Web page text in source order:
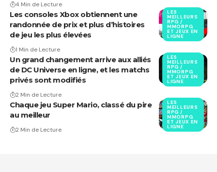
4 Min de Lecture
LES
MEILLEURS
RPG /
MMORPG
ET JEUX EN
LIGNE
Les consoles Xbox obtiennent une
randonnée de prix et plus d’histoires
de jeu les plus élevées
1 Min de Lecture
LES
MEILLEURS
RPG /
MMORPG
ET JEUX EN
LIGNE
Un grand changement arrive aux alliés
de DC Universe en ligne, et les matchs
privés sont modifiés
2 Min de Lecture
LES
MEILLEURS
RPG /
MMORPG
ET JEUX EN
LIGNE
Chaque jeu Super Mario, classé du pire
au meilleur
2 Min de Lecture